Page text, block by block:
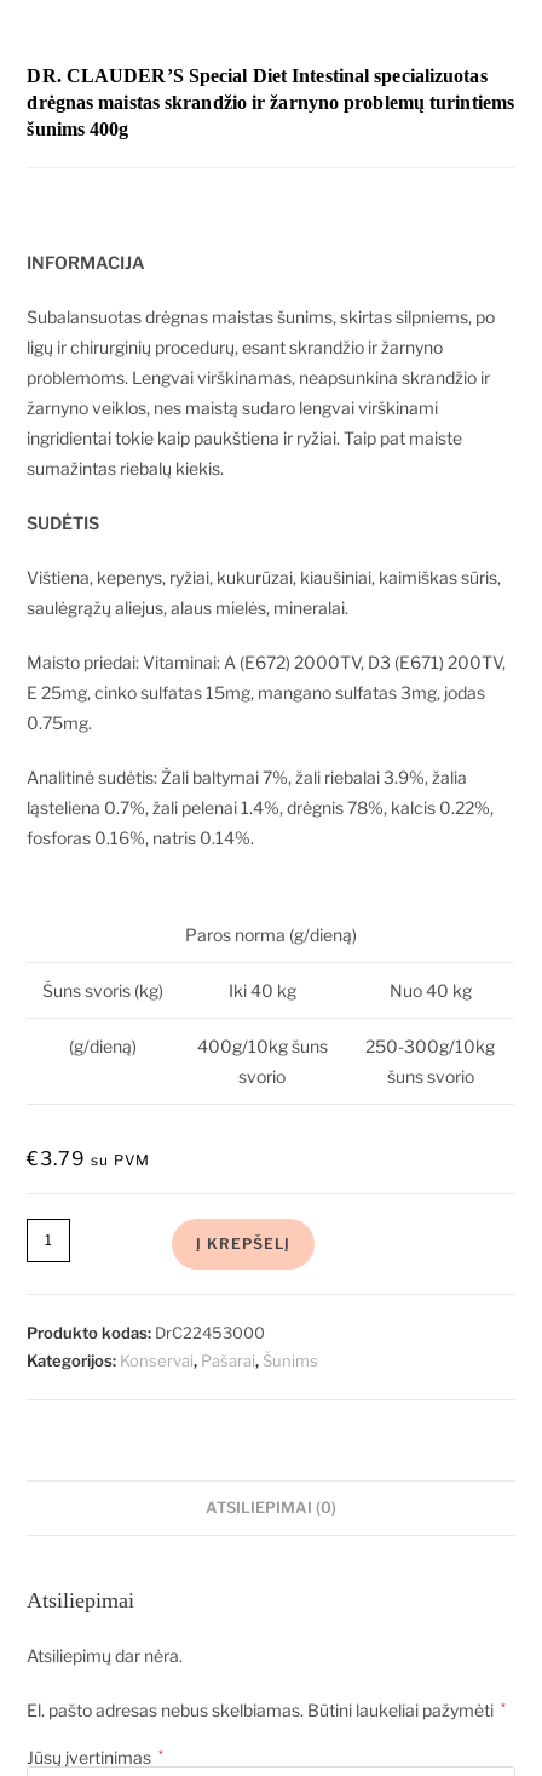
DR. CLAUDER’S Special Diet Intestinal specializuotas
drėgnas maistas skrandžio ir žarnyno problemų turintiems
šunims 400g
INFORMACIJA
Subalansuotas drėgnas maistas šunims, skirtas silpniems, po
ligų ir chirurginių procedurų, esant skrandžio ir žarnyno
problemoms. Lengvai virškinamas, neapsunkina skrandžio ir
žarnyno veiklos, nes maistą sudaro lengvai virškinami
ingridientai tokie kaip paukštiena ir ryžiai. Taip pat maiste
sumažintas riebalų kiekis.
SUDĖTIS
Vištiena, kepenys, ryžiai, kukurūzai, kiaušiniai, kaimiškas sūris,
saulėgrąžų aliejus, alaus mielės, mineralai.
Maisto priedai: Vitaminai: A (E672) 2000TV, D3 (E671) 200TV,
E 25mg, cinko sulfatas 15mg, mangano sulfatas 3mg, jodas
0.75mg.
Analitinė sudėtis: Žali baltymai 7%, žali riebalai 3.9%, žalia
ląsteliena 0.7%, žali pelenai 1.4%, drėgnis 78%, kalcis 0.22%,
fosforas 0.16%, natris 0.14%.
Paros norma (g/dieną)
Šuns svoris (kg) Iki 40 kg Nuo 40 kg
(g/dieną)
400g/10kg šuns
svorio
250-300g/10kg
šuns svorio
€3.79 su PVM
Į KREPŠELĮ
Produkto kodas: DrC22453000
Kategorijos: Konservai, Pašarai, Šunims
ATSILIEPIMAI (0)
Atsiliepimai
Atsiliepimų dar nėra.
El. pašto adresas nebus skelbiamas. Būtini laukeliai pažymėti *
Jūsų įvertinimas *